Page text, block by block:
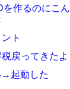
を作るのにこん
ト
戻ってきたよ
→起動した